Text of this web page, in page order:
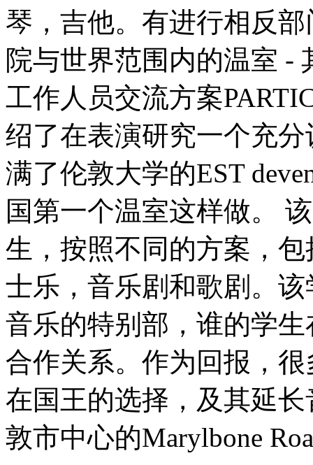
琴，吉他。有进行相反
院与世界范围内的温室 -
工作人员交流方案
绍了在表演研究一个充
满了伦敦大学的EST
国第一个温室这样做。
生，按照不同的方案，
士乐，音乐剧和歌剧。
音乐的特别部，谁的学
合作关系。作为回报，
在国王的选择，及其延
敦市中心的Marylbone